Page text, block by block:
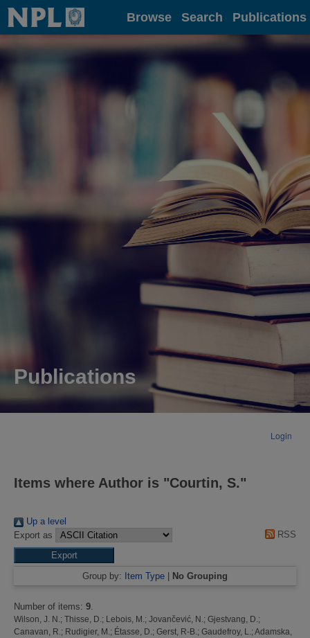
Home Browse Search Publications
Publications
Login
Items where Author is "Courtin, S."
Up a level
Export as
RSS
Group by: Item Type No Grouping
Number of items: 9.
Wilson, J. N.; Thisse, D.; Lebois, M.; Jovančević, N.; Gjestvang, D.;
Canavan, R.; Rudigier, M.; Étasse, D.; Gerst, R-B.; Gaudefroy, L.; Adamska,